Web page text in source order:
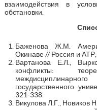
взаимодействия в
обстановки.
Баженова Ж.М.
Окинаве // Россия и
Вартанова Е.Л.,
конфликты:
государственного
321-338.
Викулова Л.Г., Новиков